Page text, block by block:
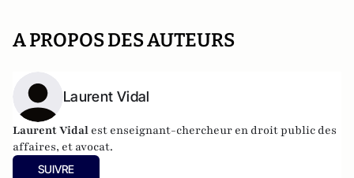
A PROPOS DES AUTEURS
Laurent Vidal
Laurent Vidal est enseignant-chercheur en droit public des
affaires, et avocat.
SUIVRE